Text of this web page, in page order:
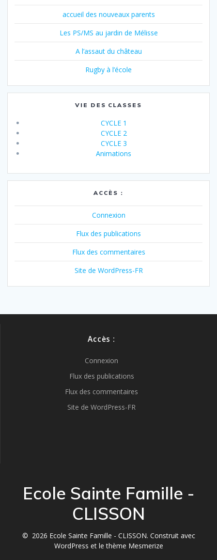
accueil des nouveaux parents
Les PS/MS au jardin de Mélisse
A l’assaut du château
Rugby à l’école
VIE DES CLASSES
CYCLE 1
CYCLE 2
CYCLE 3
Animations
ACCÈS :
Connexion
Flux des publications
Flux des commentaires
Site de WordPress-FR
Accès :
Connexion
Flux des publications
Flux des commentaires
Site de WordPress-FR
Ecole Sainte Famille -
CLISSON
© 2026 Ecole Sainte Famille - CLISSON. Construit avec
WordPress et lethème Mesmerize